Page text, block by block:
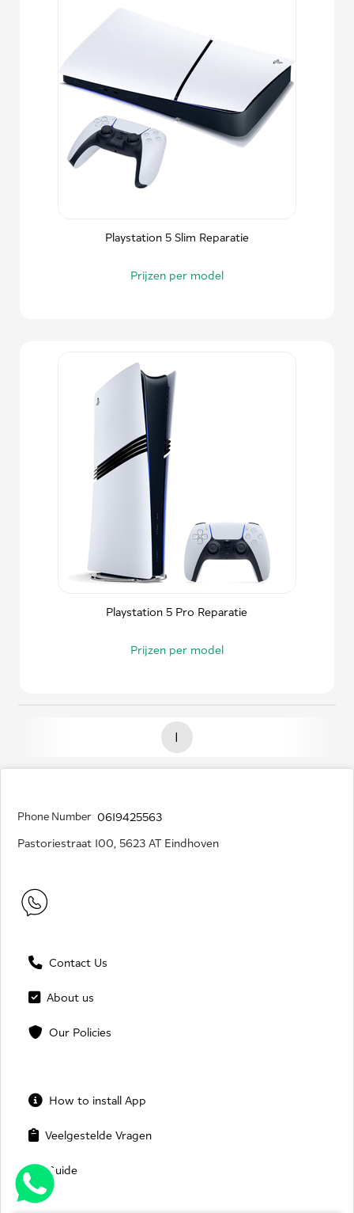
Playstation 5 Slim Reparatie
Prijzen per model
Playstation 5 Pro Reparatie
Prijzen per model
1
Phone Number 0619425563
Pastoriestraat 100, 5623 AT Eindhoven
Contact Us
About us
Our Policies
How to install App
Veelgestelde Vragen
Guide